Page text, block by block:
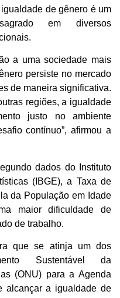
de gênero é um
em diversos
a uma sociedade mais
persiste no mercado
de maneira significativa.
regiões, a igualdade
justo no ambiente
contínuo”, afirmou a
dados do Instituto
(IBGE), a Taxa de
da População em Idade
maior dificuldade de
de trabalho.
que se atinja um dos
Sustentável da
(ONU) para a Agenda
alcançar a igualdade de